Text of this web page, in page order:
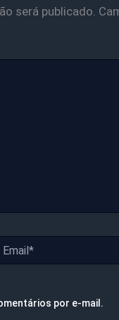
será publicado.
por e-mail.